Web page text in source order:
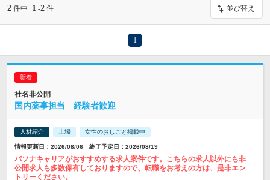
2 件中 1 -2 件 並び替え
1
社名非公開
国内薬事担当 経験者歓迎
人材紹介 上場 女性のおしごと掲載中
情報更新日：2026/08/06 終了予定日：2026/08/19
パソナキャリアがおすすめする求人案件です。こちらの求人以外にも非
公開求人も多数保有しておりますので、転職をお考えの方は、是非エン
トリーください。